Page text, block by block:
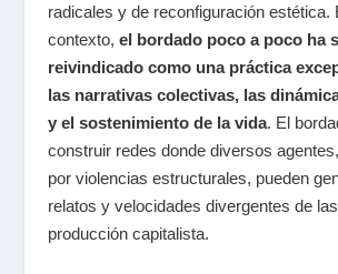
radicales y de reconfiguración estética.
contexto, el bordado poco a poco ha
reivindicado como una práctica
las narrativas colectivas, las
y el sostenimiento de la vida. El
construir redes donde diversos
por violencias estructurales, pueden
relatos y velocidades divergentes de
producción capitalista.